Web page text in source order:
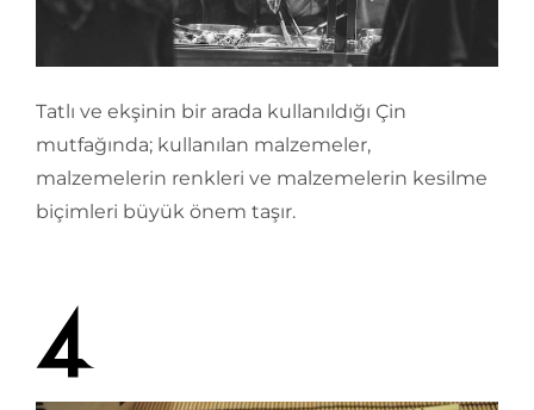
Tatlı ve ekşinin bir arada kullanıldığı Çin
mutfağında; kullanılan malzemeler,
malzemelerin renkleri ve malzemelerin kesilme
biçimleri büyük önem taşır.